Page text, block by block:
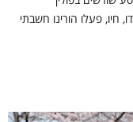
חיו, פעלו הורינו חשבתי